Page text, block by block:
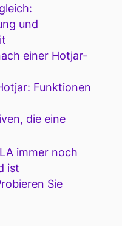
und
einer Hotjar-
Funktionen
die eine
immer noch
ist
Sie